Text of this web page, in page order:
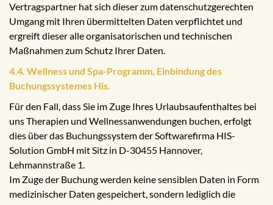
Vertragspartner hat sich dieser zum datenschutzgerechten
Umgang mit Ihren übermittelten Daten verpflichtet und
ergreift dieser alle organisatorischen und technischen
Maßnahmen zum Schutz Ihrer Daten.
4.4. Wellness und Spa-Programm, Einbindung des
Buchungssystemes His.
Für den Fall, dass Sie im Zuge Ihres Urlaubsaufenthaltes bei
uns Therapien und Wellnessanwendungen buchen, erfolgt
dies über das Buchungssystem der Softwarefirma HIS-
Solution GmbH mit Sitz in D-30455 Hannover,
Lehmannstraße 1.
Im Zuge der Buchung werden keine sensiblen Daten in Form
medizinischer Daten gespeichert, sondern lediglich die